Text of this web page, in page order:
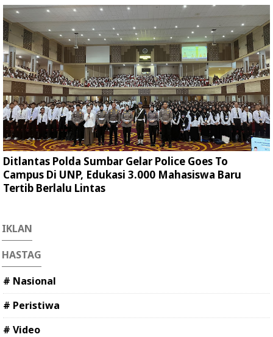
Ditlantas Polda Sumbar Gelar Police Goes To
Campus Di UNP, Edukasi 3.000 Mahasiswa Baru
Tertib Berlalu Lintas
IKLAN
HASTAG
# Nasional
# Peristiwa
# Video